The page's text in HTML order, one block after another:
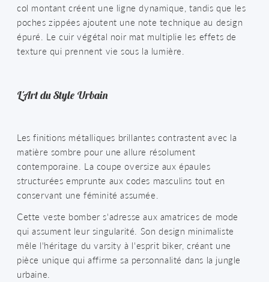
col montant créent une ligne dynamique, tandis que les
poches zippées ajoutent une note technique au design
épuré. Le cuir végétal noir mat multiplie les effets de
texture qui prennent vie sous la lumière.
L'Art du Style Urbain
Les finitions métalliques brillantes contrastent avec la
matière sombre pour une allure résolument
contemporaine. La coupe oversize aux épaules
structurées emprunte aux codes masculins tout en
conservant une féminité assumée.
Cette veste bomber s'adresse aux amatrices de mode
qui assument leur singularité. Son design minimaliste
mêle l'héritage du varsity à l'esprit biker, créant une
pièce unique qui affirme sa personnalité dans la jungle
urbaine.